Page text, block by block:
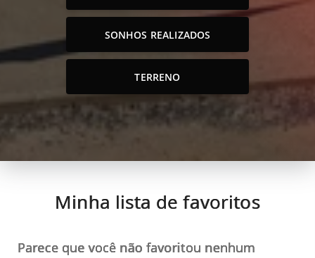
SONHOS REALIZADOS
TERRENO
Minha lista de favoritos
Parece que você não favoritou nenhum